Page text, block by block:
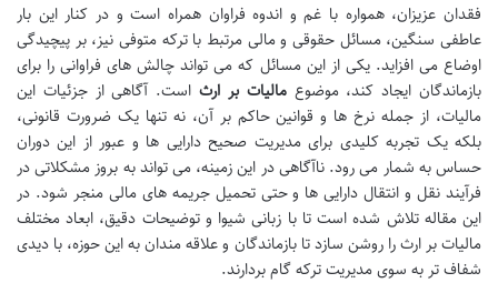
فقدان عزیزان، همواره با غم و اندوه فراوان همراه است و در کنار این بار
عاطفی سنگین، مسائل حقوقی و مالی مرتبط با ترکه متوفی نیز، بر پیچیدگی
اوضاع می افزاید. یکی از این مسائل که می تواند چالش های فراوانی را برای
بازماندگان ایجاد کند، موضوعمالیات بر ارثاست. آگاهی از جزئیات این
مالیات، از جمله نرخ ها و قوانین حاکم بر آن، نه تنها یک ضرورت قانونی،
بلکه یک تجربه کلیدی برای مدیریت صحیح دارایی ها و عبور از این دوران
حساس به شمار می رود. ناآگاهی در این زمینه، می تواند به بروز مشکلاتی در
فرآیند نقل و انتقال دارایی ها و حتی تحمیل جریمه های مالی منجر شود. در
این مقاله تلاش شده است تا با زبانی شیوا و توضیحات دقیق، ابعاد مختلف
مالیات بر ارث را روشن سازد تا بازماندگان و علاقه مندان به این حوزه، با دیدی
شفاف تر به سوی مدیریت ترکه گام بردارند.